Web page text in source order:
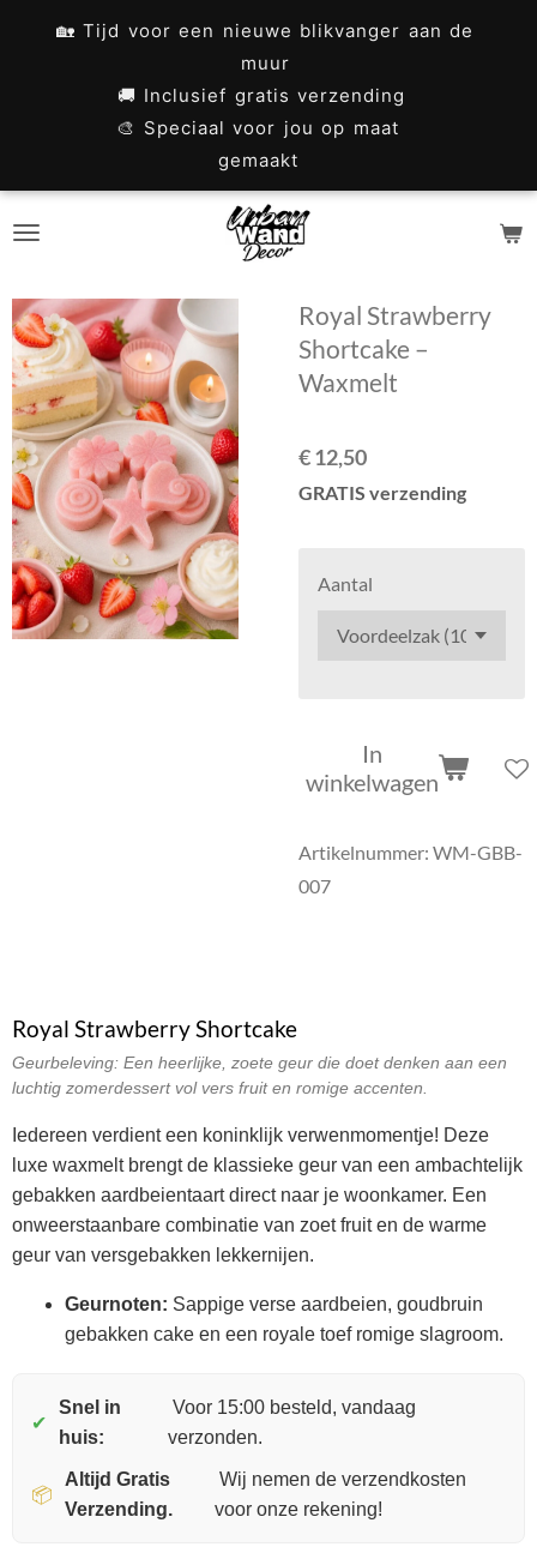
🏡 Tijd voor een nieuwe blikvanger aan de
muur
🚚 Inclusief gratis verzending
🎨 Speciaal voor jou op maat
gemaakt
Royal Strawberry
Shortcake –
Waxmelt
€ 12,50
GRATIS verzending
Aantal
In
winkelwagen
Artikelnummer: WM-GBB-
007
Royal Strawberry Shortcake
Geurbeleving: Een heerlijke, zoete geur die doet denken aan een
luchtig zomerdessert vol vers fruit en romige accenten.
Iedereen verdient een koninklijk verwenmomentje! Deze
luxe waxmelt brengt de klassieke geur van een ambachtelijk
gebakken aardbeientaart direct naar je woonkamer. Een
onweerstaanbare combinatie van zoet fruit en de warme
geur van versgebakken lekkernijen.
Geurnoten: Sappige verse aardbeien, goudbruin
gebakken cake en een royale toef romige slagroom.
✔
Snel in
huis:
Voor 15:00 besteld, vandaag
verzonden.
📦
Altijd Gratis
Verzending.
Wij nemen de verzendkosten
voor onze rekening!